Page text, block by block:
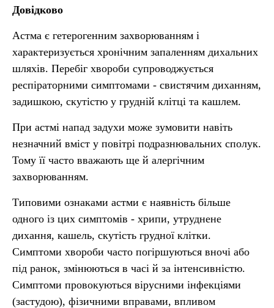
Довідково
Астма є гетерогенним захворюванням і
характеризується хронічним запаленням дихальних
шляхів. Перебіг хвороби супроводжується
респіраторними симптомами - свистячим диханням,
задишкою, скутістю у грудній клітці та кашлем.
При астмі напад задухи може зумовити навіть
незначний вміст у повітрі подразнювальних сполук.
Тому її часто вважають ще й алергічним
захворюванням.
Типовими ознаками астми є наявність більше
одного із цих симптомів - хрипи, утруднене
дихання, кашель, скутість грудної клітки.
Симптоми хвороби часто погіршуються вночі або
під ранок, змінюються в часі й за інтенсивністю.
Симптоми провокуються вірусними інфекціями
(застудою), фізичними вправами, впливом